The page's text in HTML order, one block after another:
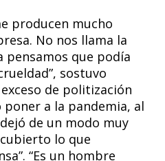
producen mucho
No nos llama la
pensamos que podía
sostuvo
exceso de politización
a la pandemia, al
de un modo muy
lo que
“Es un hombre